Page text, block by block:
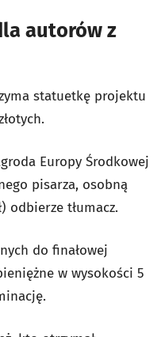
autorów z
statuetkę projektu
Europy Środkowej
pisarza, osobną
odbierze tłumacz.
do finałowej
w wysokości 5